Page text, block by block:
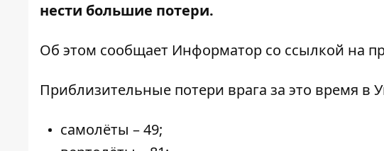
нести большие потери.
Об этом сообщает Информатор со ссылкой на
Приблизительные потери врага за это время в
самолёты – 49;